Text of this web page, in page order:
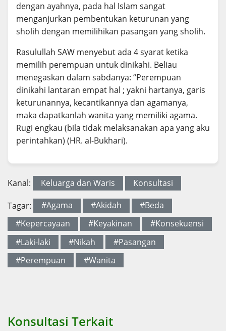
dengan ayahnya, pada hal Islam sangat
menganjurkan pembentukan keturunan yang
sholih dengan memilihikan pasangan yang sholih.
Rasulullah SAW menyebut ada 4 syarat ketika
memilih perempuan untuk dinikahi. Beliau
menegaskan dalam sabdanya: “Perempuan
dinikahi lantaran empat hal ; yakni hartanya, garis
keturunannya, kecantikannya dan agamanya,
maka dapatkanlah wanita yang memiliki agama.
Rugi engkau (bila tidak melaksanakan apa yang aku
perintahkan) (HR. al-Bukhari).
Kanal: Keluarga dan Waris Konsultasi
Tagar: #Agama #Akidah
#Beda
#Kepercayaan
#Keyakinan
#Konsekuensi
#Laki-laki
#Nikah
#Pasangan
#Perempuan
#Wanita
Konsultasi Terkait